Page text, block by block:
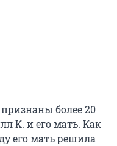
более 20
К. и его мать. Как
его мать решила